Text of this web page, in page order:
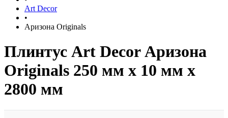
Art Decor
•
Аризона Originals
Плинтус Art Decor Аризона
Originals 250 мм х 10 мм х
2800 мм